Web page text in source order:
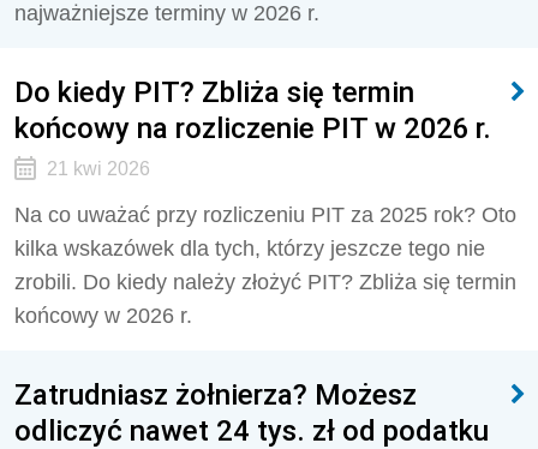
najważniejsze terminy w 2026 r.
Do kiedy PIT? Zbliża się termin
końcowy na rozliczenie PIT w 2026 r.
21 kwi 2026
Na co uważać przy rozliczeniu PIT za 2025 rok? Oto
kilka wskazówek dla tych, którzy jeszcze tego nie
zrobili. Do kiedy należy złożyć PIT? Zbliża się termin
końcowy w 2026 r.
Zatrudniasz żołnierza? Możesz
odliczyć nawet 24 tys. zł od podatku